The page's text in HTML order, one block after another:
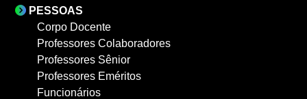
PESSOAS
Corpo Docente
Professores Colaboradores
Professores Sênior
Professores Eméritos
Funcionários